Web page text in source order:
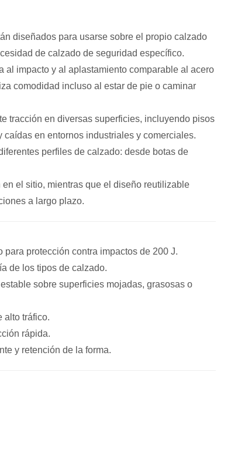
diseñados para usarse sobre el propio calzado
de calzado de seguridad específico.
al impacto y al aplastamiento comparable al acero
comodidad incluso al estar de pie o caminar
tracción en diversas superficies, incluyendo pisos
en entornos industriales y comerciales.
perfiles de calzado: desde botas de
el sitio, mientras que el diseño reutilizable
a largo plazo.
protección contra impactos de 200 J.
de los tipos de calzado.
sobre superficies mojadas, grasosas o
alto tráfico.
rápida.
y retención de la forma.